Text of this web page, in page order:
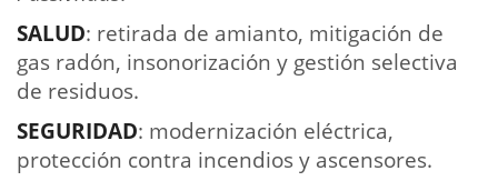
SALUD: retirada de amianto, mitigación de
gas radón, insonorización y gestión selectiva
de residuos.
SEGURIDAD: modernización eléctrica,
protección contra incendios y ascensores.